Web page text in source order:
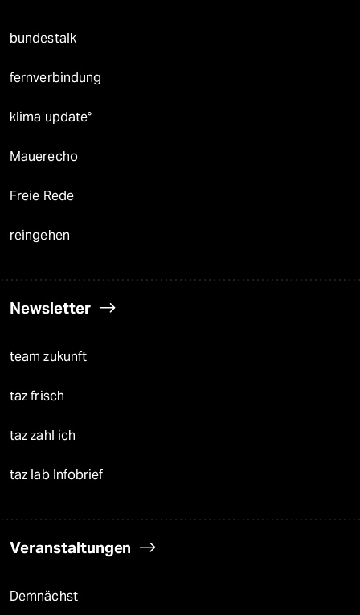
bundestalk
fernverbindung
klima update°
Mauerecho
Freie Rede
reingehen
Newsletter
team zukunft
taz frisch
taz zahl ich
taz lab Infobrief
Veranstaltungen
Demnächst